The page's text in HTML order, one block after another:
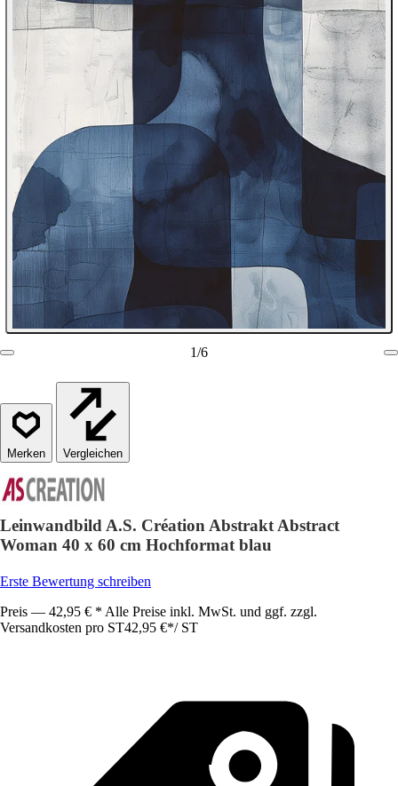
1/6
Vergleichen
Leinwandbild A.S. Création Abstrakt Abstract
Woman 40 x 60 cm Hochformat blau
Erste Bewertung schreiben
Preis — 42,95 € * Alle Preise inkl. MwSt. und ggf. zzgl.
Versandkosten pro ST42,95 €*/ ST